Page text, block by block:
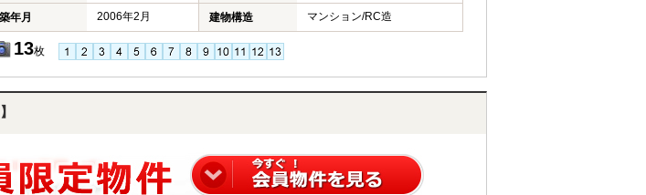
築年月 2006年2月 建物構造 マンション/RC造
13枚